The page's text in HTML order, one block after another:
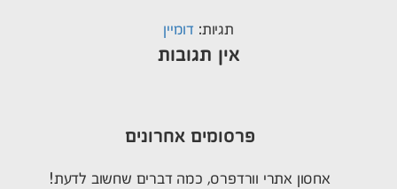
תגיות: דומיין
אין תגובות
פרסומים אחרונים
אחסון אתרי וורדפרס, כמה דברים שחשוב לדעת!